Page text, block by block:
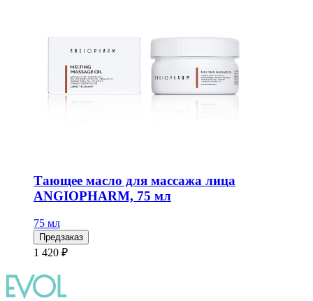
Тающее масло для массажа лица
ANGIOPHARM, 75 мл
75 мл
Предзаказ
1 420 ₽